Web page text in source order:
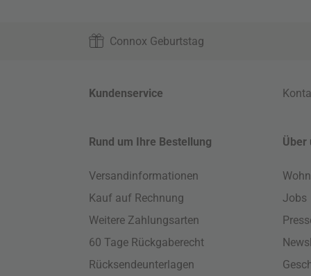
Connox Geburtstag
Kundenservice
Rund um Ihre Bestellung
Versandinformationen
Kauf auf Rechnung
Weitere Zahlungsarten
60 Tage Rückgaberecht
Rücksendeunterlagen
Über
Jobs